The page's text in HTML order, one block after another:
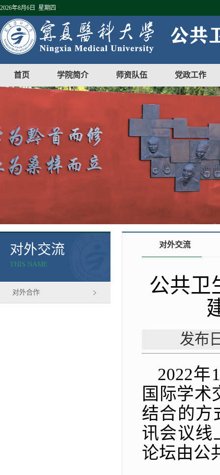
2026年8月6日 星期四
首页 学院简介 师资队伍 党政工作
对外交流
THIS NAME
对外合作
对外交流
公共卫
发布
2022
国际学术
结合的方
讯会议线
论坛由公